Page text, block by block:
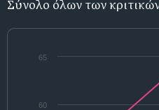
Σύνολο όλων των
60
65